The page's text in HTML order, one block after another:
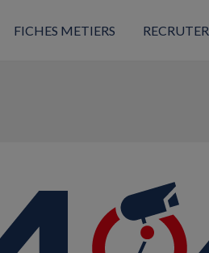
FICHES METIERS RECRUTER